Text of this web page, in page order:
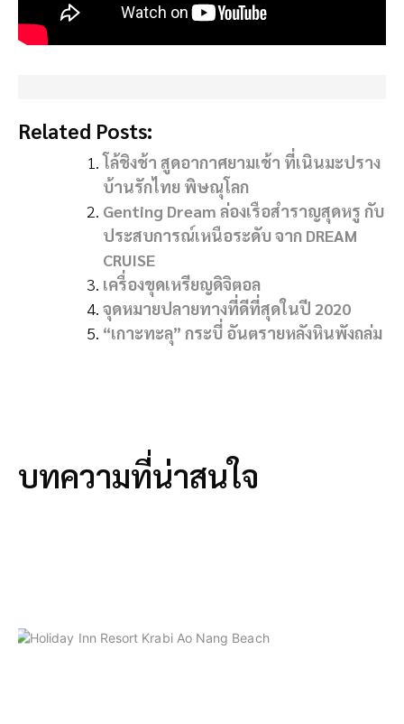
Related Posts:
โล้ชิงช้า สูดอากาศยามเช้า ที่เนินมะปราง
บ้านรักไทย พิษณุโลก
Genting Dream ล่องเรือสำราญสุดหรู กับ
ประสบการณ์เหนือระดับ จาก DREAM
CRUISE
เครื่องขุดเหรียญดิจิตอล
จุดหมายปลายทางที่ดีที่สุดในปี 2020
“เกาะทะลุ” กระบี่ อันตรายหลังหินพังถล่ม
บทความที่น่าสนใจ